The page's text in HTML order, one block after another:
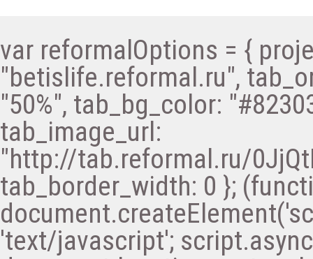
var reformalOptions = {
"betislife.reformal.ru",
"50%", tab_bg_color:
tab_image_url:
"http://tab.reformal.ru/
tab_border_width: 0 };
'text/javascript';